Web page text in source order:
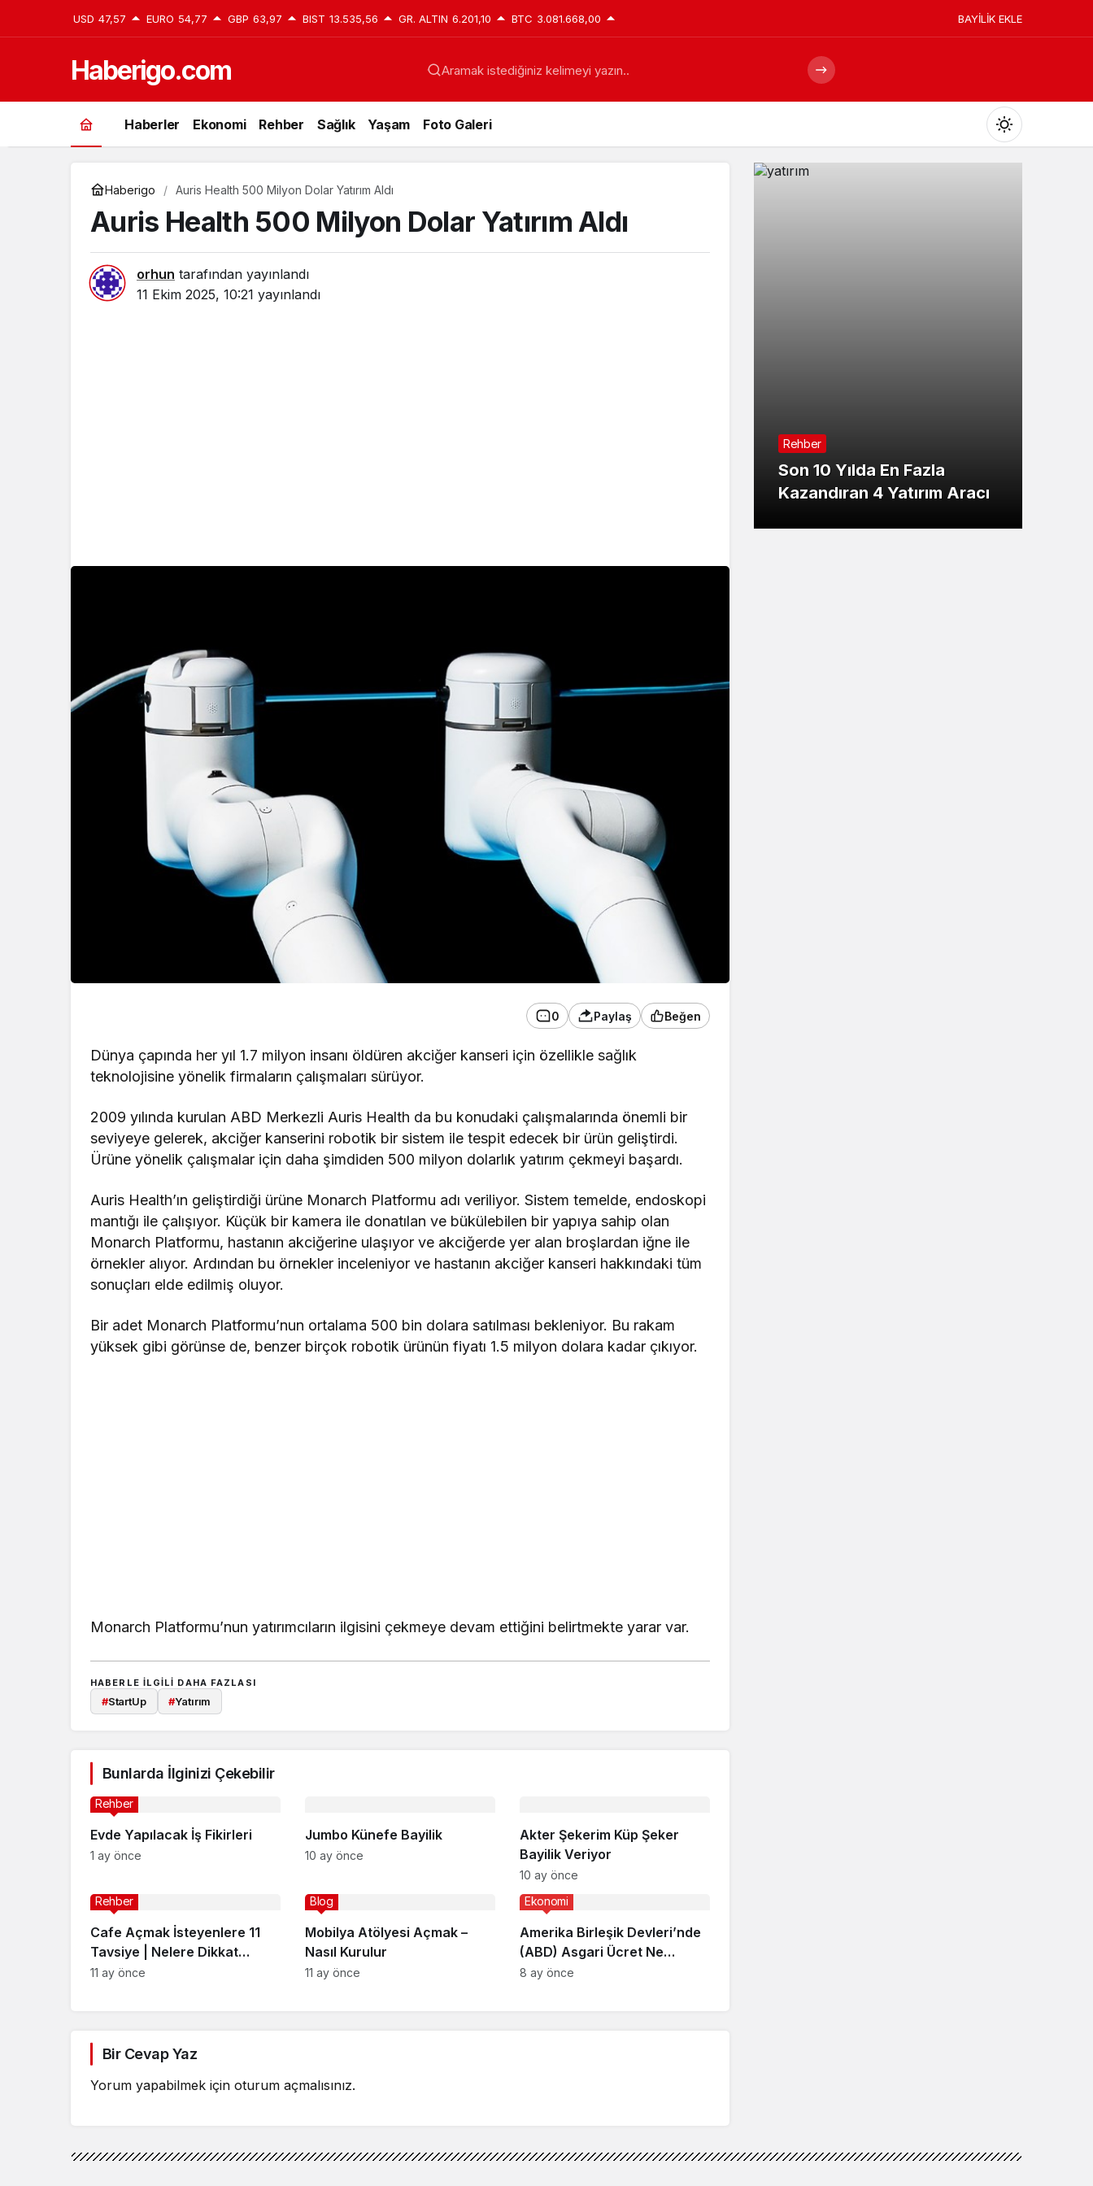
USD 47,57 EURO 54,77 GBP 63,97 BIST 13.535,56 GR. ALTIN 6.201,10 BTC 3.081.668,00 BAYİLİK EKLE
Haberigo.com Aramak istediğiniz kelimeyi yazın..
Haberler Ekonomi Rehber Sağlık Yaşam Foto Galeri
Mod
değiştir
Haberigo Auris Health 500 Milyon Dolar Yatırım Aldı
Auris Health 500 Milyon Dolar Yatırım Aldı
orhun tarafından yayınlandı
11 Ekim 2025, 10:21 yayınlandı
0 Paylaş Beğen
Dünya çapında her yıl 1.7 milyon insanı öldüren akciğer kanseri için özellikle sağlık
teknolojisine yönelik firmaların çalışmaları sürüyor.
2009 yılında kurulan ABD Merkezli Auris Health da bu konudaki çalışmalarında önemli bir
seviyeye gelerek, akciğer kanserini robotik bir sistem ile tespit edecek bir ürün geliştirdi.
Ürüne yönelik çalışmalar için daha şimdiden 500 milyon dolarlık yatırım çekmeyi başardı.
Auris Health’ın geliştirdiği ürüne Monarch Platformu adı veriliyor. Sistem temelde, endoskopi
mantığı ile çalışıyor. Küçük bir kamera ile donatılan ve bükülebilen bir yapıya sahip olan
Monarch Platformu, hastanın akciğerine ulaşıyor ve akciğerde yer alan broşlardan iğne ile
örnekler alıyor. Ardından bu örnekler inceleniyor ve hastanın akciğer kanseri hakkındaki tüm
sonuçları elde edilmiş oluyor.
Bir adet Monarch Platformu’nun ortalama 500 bin dolara satılması bekleniyor. Bu rakam
yüksek gibi görünse de, benzer birçok robotik ürünün fiyatı 1.5 milyon dolara kadar çıkıyor.
Monarch Platformu’nun yatırımcıların ilgisini çekmeye devam ettiğini belirtmekte yarar var.
HABERLE ILGILI DAHA FAZLASI
#StartUp #Yatırım
Bunlarda İlginizi Çekebilir
Evde Yapılacak İş Fikirleri
Rehber
1 ay önce
Jumbo Künefe Bayilik
10 ay önce
Akter Şekerim Küp Şeker
Bayilik Veriyor
10 ay önce
Cafe Açmak İsteyenlere 11
Tavsiye | Nelere Dikkat
Edilmeli?
Rehber
11 ay önce
Mobilya Atölyesi Açmak –
Nasıl Kurulur
Blog
11 ay önce
Amerika Birleşik Devleri’nde
(ABD) Asgari Ücret Ne
Kadar?
Ekonomi
8 ay önce
Bir Cevap Yaz
Yorum yapabilmek için oturum açmalısınız.
Rehber
Son 10 Yılda En Fazla
Kazandıran 4 Yatırım Aracı